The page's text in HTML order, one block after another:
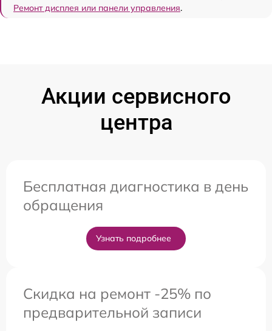
Ремонт дисплея или панели управления.
Акции сервисного
центра
Бесплатная диагностика в день
обращения
Узнать подробнее
Скидка на ремонт -25% по
предварительной записи